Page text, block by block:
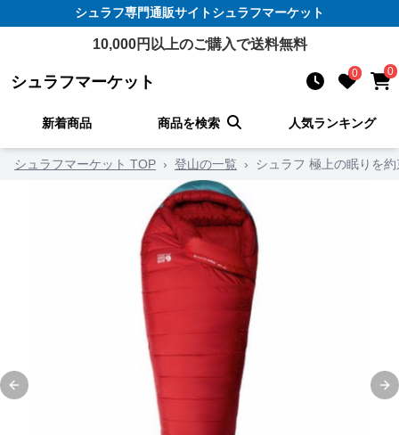
シュラフ専門通販サイトシュラフマーケット
10,000円以上のご購入で送料無料
シュラフマーケット 0 0
新着商品 商品を検索 人気ランキング
シュラフマーケット TOP › 登山の一覧 › シュラフ 極上の眠りを
Previous slide